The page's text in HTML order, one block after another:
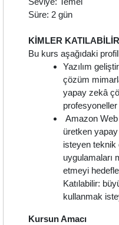
Süre: 2 gün
KİMLER
Bu kurs aşağıdaki
Yazılım
çözüm
yapay zekâ
profesyoneller
Amazon
üretken
isteyen teknik
uygulamaları
etmeyi
Katılabilir:
kullanmak
Kursun Amacı